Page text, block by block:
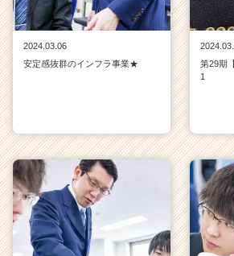
2024.03.06
安定感抜群のインフラ事業★
第29期
1